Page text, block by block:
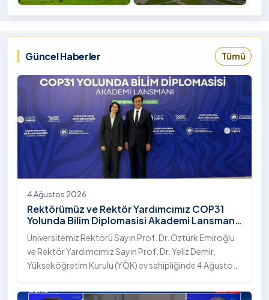
İçin
Tıklayınız
Güncel Haberler Tümü
4 Ağustos 2026
Rektörümüz ve Rektör Yardımcımız COP31
Yolunda Bilim Diplomasisi Akademi Lansmanı
Toplantısına Katıldı
Üniversitemiz Rektörü Sayın Prof. Dr. Öztürk Emiroğlu
ve Rektör Yardımcımız Sayın Prof. Dr. Yeliz Demir,
Yükseköğretim Kurulu (YÖK) ev sahipliğinde 4 Ağustos
Bilim Diplomasisi: Akademi Lansmanı” programına